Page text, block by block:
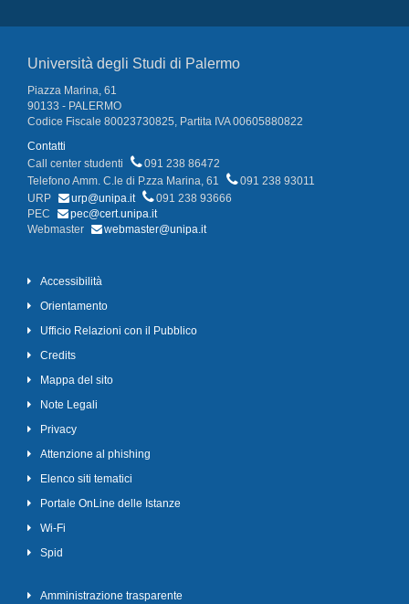
Università degli Studi di Palermo
Piazza Marina, 61
90133 - PALERMO
Codice Fiscale 80023730825, Partita IVA 00605880822
Contatti
Call center studenti
091 238 86472
Telefono Amm. C.le di P.zza Marina, 61
091 238 93011
URP
urp@unipa.it
091 238 93666
PEC
pec@cert.unipa.it
Webmaster
webmaster@unipa.it
Accessibilità
Orientamento
Ufficio Relazioni con il Pubblico
Credits
Mappa del sito
Note Legali
Privacy
Attenzione al phishing
Elenco siti tematici
Portale OnLine delle Istanze
Wi-Fi
Spid
Amministrazione trasparente